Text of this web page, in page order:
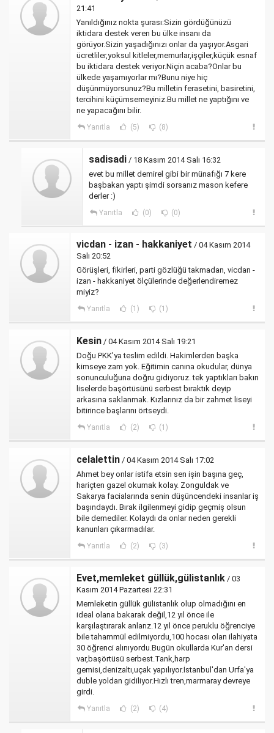
21:41
Yanıldığınız nokta şurası:Sizin gördüğünüzü
iktidara destek veren bu ülke insanı da
görüyor.Sizin yaşadığınızı onlar da yaşıyor.Asgari
ücretliler,yoksul kitleler,memurlar,işçiler,küçük esnaf
bu iktidara destek veriyor.Niçin acaba?Onlar bu
ülkede yaşamıyorlar mı?Bunu niye hiç
düşünmüyorsunuz?Bu milletin ferasetini, basiretini,
tercihini küçümsemeyiniz.Bu millet ne yaptığını ve
ne yapacağını bilir.
Yanıtla (5) (8)
sadisadi / 18 Kasım 2014 Salı 16:32
evet bu millet demirel gibi bir münafığı 7 kere
başbakan yaptı şimdi sorsanız mason kefere
derler :)
Yanıtla (0) (0)
vicdan - izan - hakkaniyet / 04 Kasım 2014
Salı 20:52
Görüşleri, fikirleri, parti gözlüğü takmadan, vicdan -
izan - hakkaniyet ölçülerinde değerlendiremez
miyiz?
Yanıtla (1) (1)
Kesin / 04 Kasım 2014 Salı 19:21
Doğu PKK'ya teslim edildi. Hakimlerden başka
kimseye zam yok. Eğitimin canına okudular, dünya
sonunculuğuna doğru gidiyoruz. tek yaptıkları bakın
liselerde başörtüsünü serbest bıraktık deyip
arkasına saklanmak. Kızlarınız da bir zahmet liseyi
bitirince başlarını örtseydi.
Yanıtla (2) (1)
celalettin / 04 Kasım 2014 Salı 17:02
Ahmet bey onlar istifa etsin sen işin başına geç,
hariçten gazel okumak kolay. Zonguldak ve
Sakarya facialarında senin düşüncendeki insanlar iş
başındaydı. Bırak ilgilenmeyi gidip geçmiş olsun
bile demediler. Kolaydı da onlar neden gerekli
kanunları çıkarmadılar.
Yanıtla (2) (3)
Evet,memleket güllük,gülistanlık / 03
Kasım 2014 Pazartesi 22:31
Memleketin güllük gülistanlık olup olmadığını en
ideal olana bakarak değil,12 yıl önce ile
karşılaştırarak anlarız.12 yıl önce peruklu öğrenciye
bile tahammül edilmiyordu,100 hocası olan ilahiyata
30 öğrenci alınıyordu.Bugün okullarda Kur'an dersi
var,başörtüsü serbest.Tank,harp
gemisi,denizaltı,uçak yapılıyor.İstanbul'dan Urfa'ya
duble yoldan gidiliyor.Hızlı tren,marmaray devreye
girdi.
Yanıtla (2) (4)